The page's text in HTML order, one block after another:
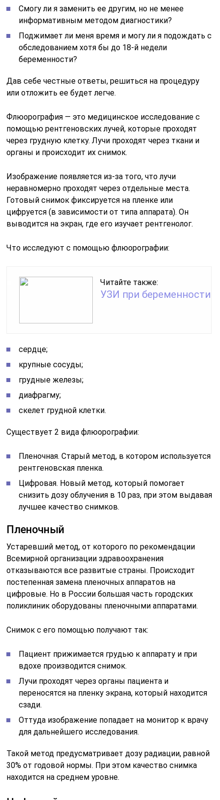
Смогу ли я заменить ее другим, но не менее
информативным методом диагностики?
Поджимает ли меня время и могу ли я подождать с
обследованием хотя бы до 18-й недели
беременности?
Дав себе честные ответы, решиться на процедуру
или отложить ее будет легче.
Флюорография — это медицинское исследование с
помощью рентгеновских лучей, которые проходят
через грудную клетку. Лучи проходят через ткани и
органы и происходит их снимок.
Изображение появляется из-за того, что лучи
неравномерно проходят через отдельные места.
Готовый снимок фиксируется на пленке или
цифруется (в зависимости от типа аппарата). Он
выводится на экран, где его изучает рентгенолог.
Что исследуют с помощью флюорографии:
Читайте также:
УЗИ при беременности
сердце;
крупные сосуды;
грудные железы;
диафрагму;
скелет грудной клетки.
Существует 2 вида флюорографии:
Пленочная. Старый метод, в котором используется
рентгеновская пленка.
Цифровая. Новый метод, который помогает
снизить дозу облучения в 10 раз, при этом выдавая
лучшее качество снимков.
Пленочный
Устаревший метод, от которого по рекомендации
Всемирной организации здравоохранения
отказываются все развитые страны. Происходит
постепенная замена пленочных аппаратов на
цифровые. Но в России большая часть городских
поликлиник оборудованы пленочными аппаратами.
Снимок с его помощью получают так:
Пациент прижимается грудью к аппарату и при
вдохе производится снимок.
Лучи проходят через органы пациента и
переносятся на пленку экрана, который находится
сзади.
Оттуда изображение попадает на монитор к врачу
для дальнейшего исследования.
Такой метод предусматривает дозу радиации, равной
30% от годовой нормы. При этом качество снимка
находится на среднем уровне.